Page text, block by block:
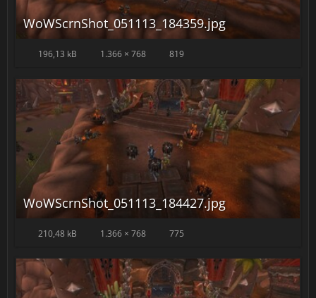
WoWScrnShot_051113_184359.jpg
196,13 kB 1.366 × 768 819
WoWScrnShot_051113_184427.jpg
210,48 kB 1.366 × 768 775